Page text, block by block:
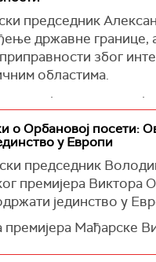
раније изјавио да
Британија
председник
државне границе,
због
областима.
специјалне
белоруска
Пре годину дана
узалудно", истакао
додао је,
системи Полонез и
о Орбановој посети:
у Европи
председник
премијера Виктора
јединство у
Мађарске
и током целог